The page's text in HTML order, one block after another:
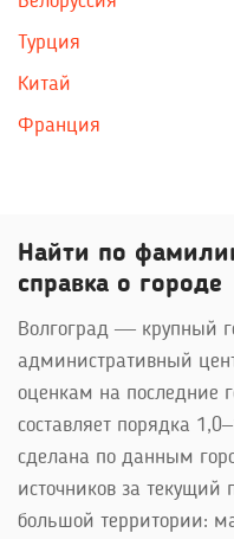
Турция
Китай
Франция
Найти по
справка о городе
Волгоград — крупный
административный
оценкам на последние
составляет порядка
сделана по данным
источников за текущий
большой территории: